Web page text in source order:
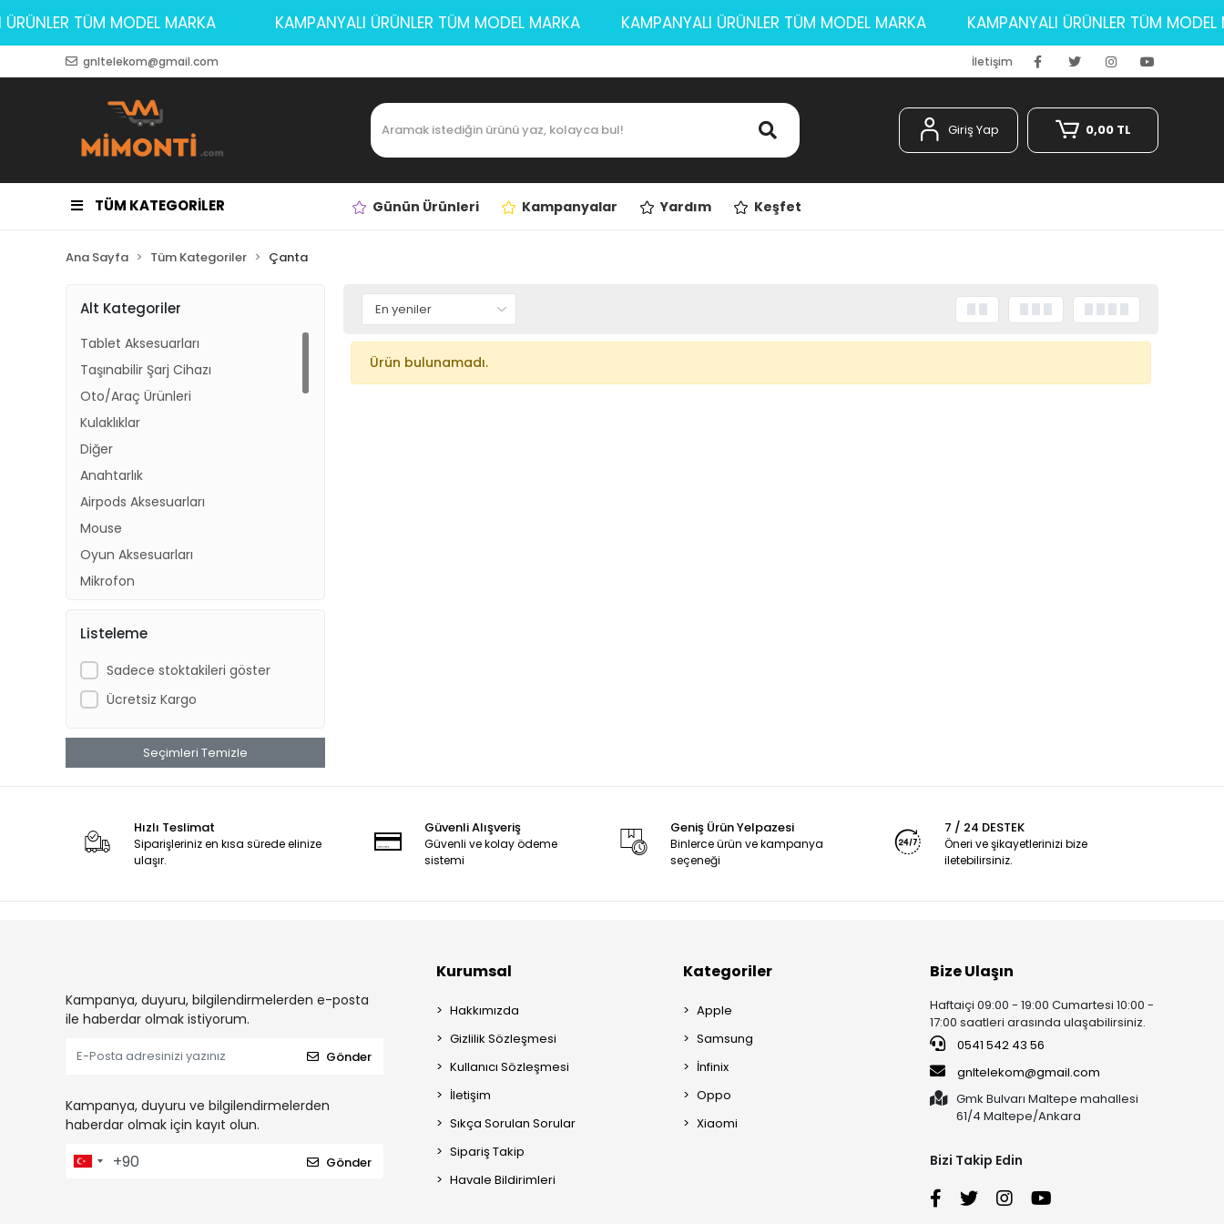
ÜRÜNLER TÜM MODEL MARKA KAMPANYALI ÜRÜNLER TÜM MODEL MARKA KAMPANYALI ÜRÜNLER TÜM MODEL MARKA KAMPANYALI ÜRÜNLER TÜM
gnltelekom@gmail.com İletişim
Giriş Yap 0,00 TL
TÜM KATEGORİLER Günün Ürünleri Kampanyalar Yardım Keşfet
Ana Sayfa Tüm Kategoriler Çanta
Alt Kategoriler
Tablet Aksesuarları
Taşınabilir Şarj Cihazı
Oto/Araç Ürünleri
Kulaklıklar
Diğer
Anahtarlık
Airpods Aksesuarları
Mouse
Oyun Aksesuarları
Mikrofon
Kamera Aksesuarları
Müzik Aksesuarları
Akıllı Saat ve Aksesuarları
Şarj Aletleri
Kablo ve Dönüştürücüler
Sanal Gerçeklik Gözlükleri
Webcam & Kamera
Ekran Koruyucu Filmler
Telefon Tutucuları
Ring Light
Dokunmatik Kalem
Hafıza Kartları
Araç Multimedya Ekran Koruyucu
Kablo Düzenleyici
Bataryalar
Listeleme
Sadece stoktakileri göster
Ücretsiz Kargo
Seçimleri Temizle
Ürün bulunamadı.
Hızlı Teslimat
Siparişleriniz en kısa sürede elinize
ulaşır.
Güvenli Alışveriş
Güvenli ve kolay ödeme
sistemi
Geniş Ürün Yelpazesi
Binlerce ürün ve kampanya
seçeneği
7 / 24 DESTEK
Öneri ve şikayetlerinizi bize
iletebilirsiniz.
Kampanya, duyuru, bilgilendirmelerden e-posta
ile haberdar olmak istiyorum.
Gönder
Kampanya, duyuru ve bilgilendirmelerden
haberdar olmak için kayıt olun.
Gönder
Kurumsal
Hakkımızda
Gizlilik Sözleşmesi
Kullanıcı Sözleşmesi
İletişim
Sıkça Sorulan Sorular
Sipariş Takip
Havale Bildirimleri
Kategoriler
Apple
Samsung
İnfinix
Oppo
Xiaomi
Bize Ulaşın
Haftaiçi 09:00 - 19:00 Cumartesi 10:00 -
17:00 saatleri arasında ulaşabilirsiniz.
0541 542 43 56
gnltelekom@gmail.com
Gmk Bulvarı Maltepe mahallesi
61/4 Maltepe/Ankara
Bizi Takip Edin